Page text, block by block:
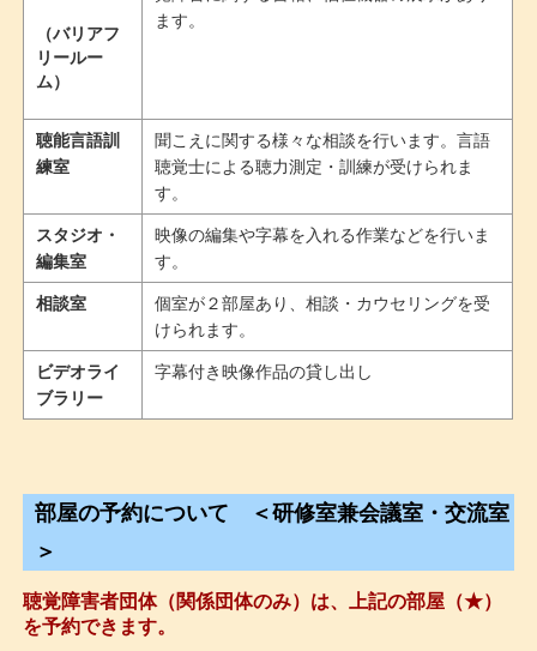
（バリアフ
リールー
ム）
ます。
聴能言語訓
練室
聞こえに関する様々な相談を行います。言語
聴覚士による聴力測定・訓練が受けられま
す。
スタジオ・
編集室
映像の編集や字幕を入れる作業などを行いま
す。
相談室
個室が２部屋あり、相談・カウセリングを受
けられます。
ビデオライ
ブラリー
字幕付き映像作品の貸し出し
部屋の予約について ＜研修室兼会議室・交流室
＞
聴覚障害者団体（関係団体のみ）は、上記の部屋（★）
を予約できます。